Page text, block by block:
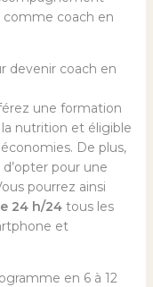
coach en
devenir coach en
une formation
nutrition et éligible
De plus,
pour une
pourrez ainsi
24 h/24tous les
et
en 6 à 12